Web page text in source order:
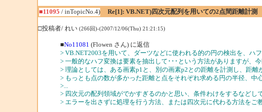
■11095 / inTopicNo.4)
Re[1]: VB.NET)四次元配列を用いての2点間距離計測
□投稿者/ れい (266回)-(2007/12/06(Thu) 21:21:15)
■No11081 (Flowen さん) に返信
> VB.NET2003を用いて、ダーツなどに使われる的の円の検出を、ハ
> 一般的なハフ変換は要素を抽出して･･･という方法がありますが、
> 理論としては、ある画素p1と、別の画素p2との距離を計測し、距離
> もっとも点の数が多かった距離と点をそれぞれ求める円の半径、中
>...
> 四次元の配列領域がでかすぎるのかと思い、条件わけをするなどし
> エラーを出さずに処理を行う方法、または四次元に代わる方法をご